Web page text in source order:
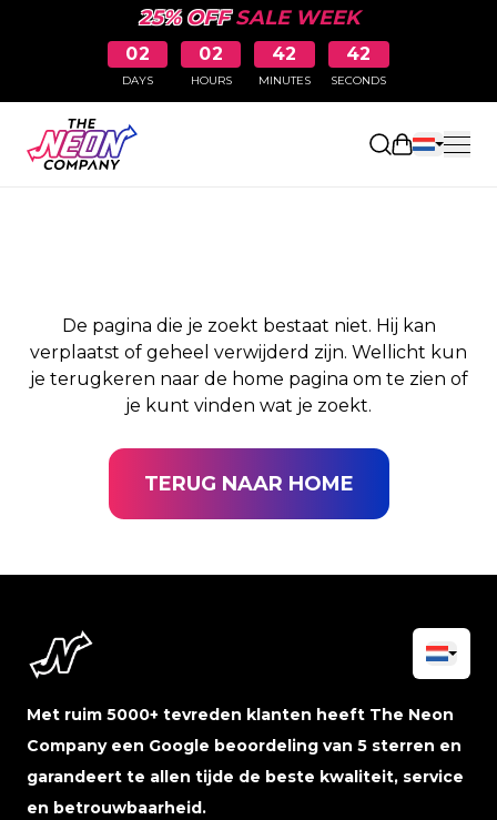
25% OFFSALE WEEK
02
DAYS
02
HOURS
42
MINUTES
42
SECONDS
PAGINA NIET
De pagina die je zoekt bestaat niet. Hij kan
verplaatst of geheel verwijderd zijn. Wellicht kun
je terugkeren naar de home pagina om te zien of
je kunt vinden wat je zoekt.
TERUG NAAR HOME
Met ruim 5000+ tevreden klanten heeft The Neon
Company een Google beoordeling van 5 sterren en
garandeert te allen tijde de beste kwaliteit, service
en betrouwbaarheid.